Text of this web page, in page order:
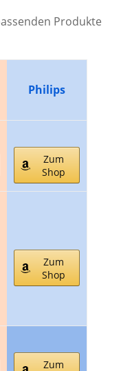
Produkte
Philips
Zum
Shop
Zum
Shop
Zum